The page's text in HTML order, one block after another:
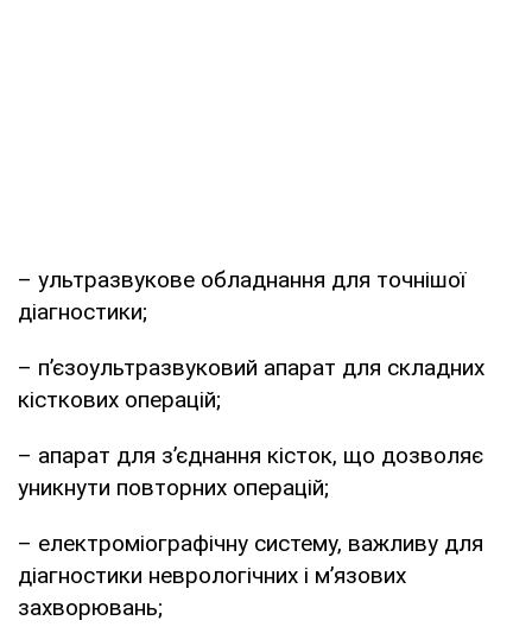
– ультразвукове обладнання для точнішої
діагностики;
– п’єзоультразвуковий апарат для складних
кісткових операцій;
– апарат для з’єднання кісток, що дозволяє
уникнути повторних операцій;
– електроміографічну систему, важливу для
діагностики неврологічних і м’язових
захворювань;